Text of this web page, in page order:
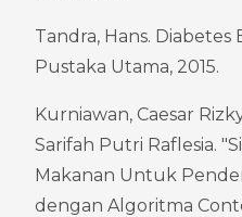
Tandra, Hans. Diabetes
Pustaka Utama, 2015.
Kurniawan, Caesar
Sarifah Putri Raflesia.
Makanan Untuk
dengan Algoritma